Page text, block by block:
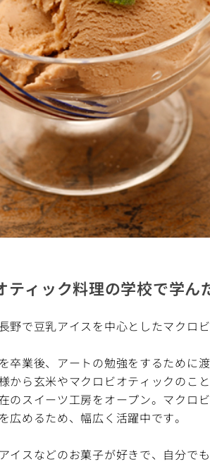
ティック料理の学校で学
野で豆乳アイスを中心としたマクロ
卒業後、アートの勉強をするために
から玄米やマクロビオティックのこ
のスイーツ工房をオープン。マクロ
広めるため、幅広く活躍中です。
イスなどのお菓子が好きで、自分で